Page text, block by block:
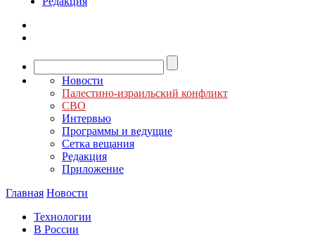
Новости
Палестино-израильский конфликт
СВО
Интервью
Программы и ведущие
Сетка вещания
Редакция
Приложение
Главная Новости
Технологии
В России